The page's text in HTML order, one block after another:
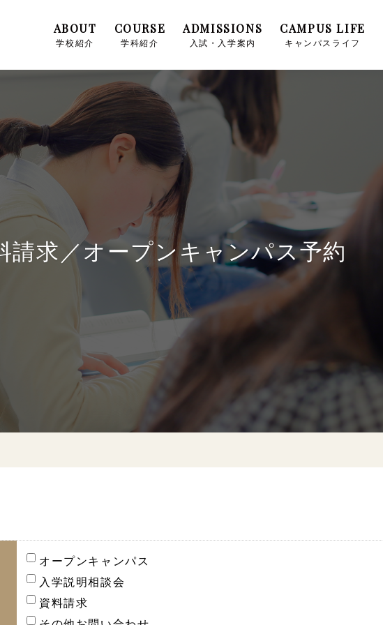
ABOUT
学校紹介
COURSE
学科紹介
ADMISSIONS
入試・入学案内
CAMPUS LIFE
キャンパスライフ
請求／オープンキャンパス予約
オープンキャンパス
入学説明相談会
資料請求